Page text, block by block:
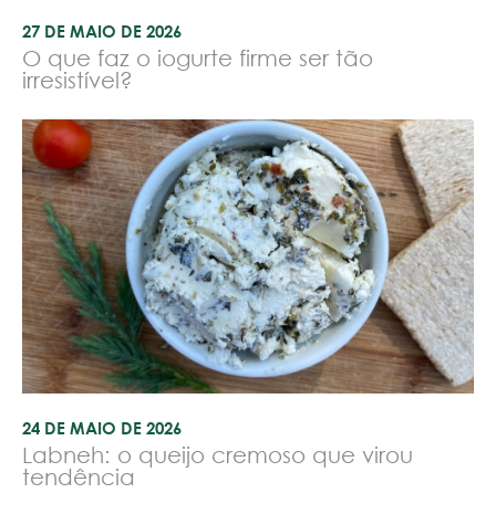
27 DE MAIO DE 2026
O que faz o iogurte firme ser tão
irresistível?
24 DE MAIO DE 2026
Labneh: o queijo cremoso que virou
tendência